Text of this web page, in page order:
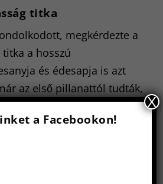
titka
megkérdezte a
a hosszú
és édesapja is azt
az első pillanattól tudták,
megöregedni. Ennek
a Facebookon!
X